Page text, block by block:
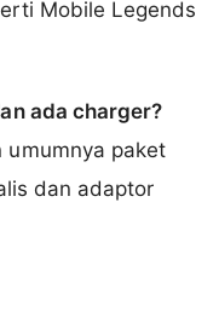
Mobile Legends
ada charger?
umumnya paket
dan adaptor